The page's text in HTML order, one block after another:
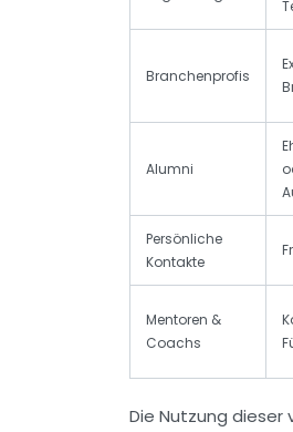
Branchenprofis
Alumni
Persönliche
Kontakte
Mentoren &
Coachs
Die Nutzung dieser